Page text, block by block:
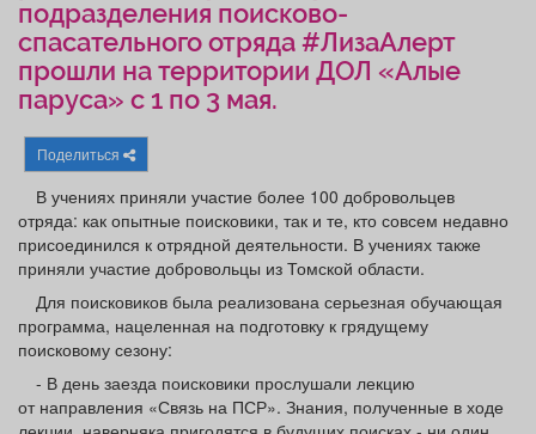
Афиша Обучение Проекты
Товары Поздравления Погода
ТВ программа
подразделения поисково-
спасательного отряда #ЛизаАлерт
прошли на территории ДОЛ «Алые
паруса» с 1 по 3 мая.
Поделиться
В учениях приняли участие более 100 добровольцев
отряда: как опытные поисковики, так и те, кто совсем недавно
присоединился к отрядной деятельности. В учениях также
приняли участие добровольцы из Томской области.
Для поисковиков была реализована серьезная обучающая
программа, нацеленная на подготовку к грядущему
поисковому сезону:
- В день заезда поисковики прослушали лекцию
от направления «Связь на ПСР». Знания, полученные в ходе